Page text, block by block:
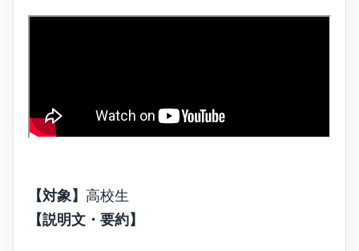
【対象】 高校生
【説明文・要約】